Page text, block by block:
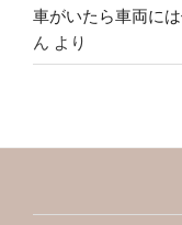
車がいたら車両に
ん より